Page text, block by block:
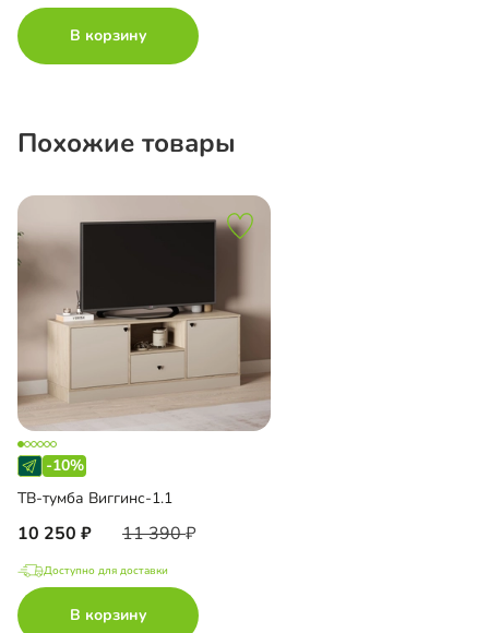
В корзину
Похожие товары
-10%
ТВ-тумба Виггинс-1.1
10 250 11 390
Доступно для доставки
В корзину